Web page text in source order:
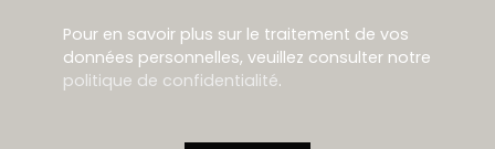
Pour en savoir plus sur le traitement de vos
données personnelles, veuillez consulter notre
politique de confidentialité.